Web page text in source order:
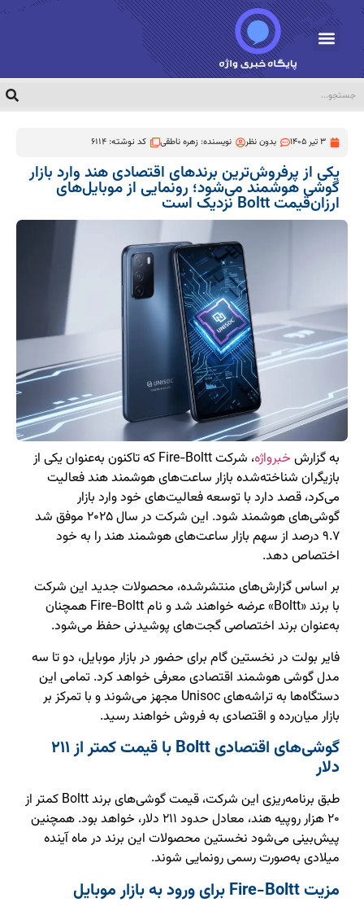
3 تیر 1405 بدون نظر نویسنده:زهره ناطقی کد نوشته: 6114
یکی از پرفروش‌ترین برندهای اقتصادی هند وارد بازار
گوشی هوشمند می‌شود؛ رونمایی از موبایل‌های
ارزان‌قیمت Boltt نزدیک است
به گزارش خبرواژه
، شرکت Fire-Boltt که تاکنون به‌عنوان یکی از
بازیگران شناخته‌شده بازار ساعت‌های هوشمند هند فعالیت
می‌کرد، قصد دارد با توسعه فعالیت‌های خود وارد بازار
گوشی‌های هوشمند شود. این شرکت در سال ۲۰۲۵ موفق شد
۹.۷ درصد از سهم بازار ساعت‌های هوشمند هند را به خود
اختصاص دهد.
بر اساس گزارش‌های منتشرشده، محصولات جدید این شرکت
با برند «Boltt» عرضه خواهند شد و نام Fire-Boltt همچنان
به‌عنوان برند اختصاصی گجت‌های پوشیدنی حفظ می‌شود.
فایر بولت در نخستین گام برای حضور در بازار موبایل، دو تا سه
مدل گوشی هوشمند اقتصادی معرفی خواهد کرد. تمامی این
دستگاه‌ها به تراشه‌های Unisoc مجهز می‌شوند و با تمرکز بر
بازار میان‌رده و اقتصادی به فروش خواهند رسید.
گوشی‌های اقتصادی Boltt با قیمت کمتر از ۲۱۱
دلار
طبق برنامه‌ریزی این شرکت، قیمت گوشی‌های برند Boltt کمتر از
۲۰ هزار روپیه هند، معادل حدود ۲۱۱ دلار، خواهد بود. همچنین
پیش‌بینی می‌شود نخستین محصولات این برند در ماه آینده
میلادی به‌صورت رسمی رونمایی شوند.
مزیت Fire-Boltt برای ورود به بازار موبایل